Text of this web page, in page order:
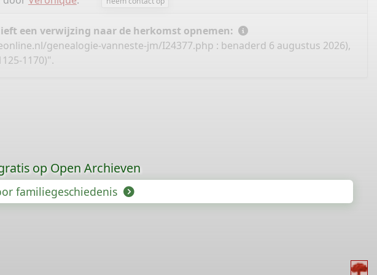
een verwijzing naar de herkomst opnemen:
genealogie-vanneste-jm/I24377.php : benaderd 6 augustus 2026),
1170)".
op Open Archieven
familiegeschiedenis